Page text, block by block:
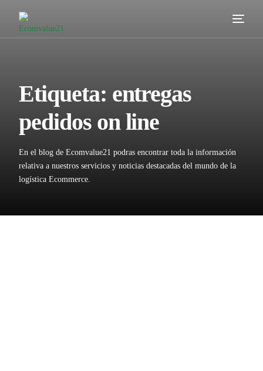
Etiqueta: entregas
pedidos on line
En el blog de Ecomvalue21 podras encontrar toda la información
relativa a nuestros servicios y noticias destacadas del mundo de la
logística Ecommerce.
Valor añadido
Clientes
Blog